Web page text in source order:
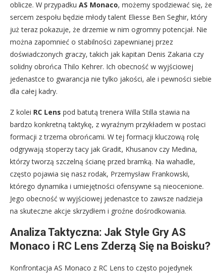
oblicze. W przypadku AS Monaco, możemy spodziewać się, że
sercem zespołu będzie młody talent Eliesse Ben Seghir, który
już teraz pokazuje, że drzemie w nim ogromny potencjał. Nie
można zapomnieć o stabilności zapewnianej przez
doświadczonych graczy, takich jak kapitan Denis Zakaria czy
solidny obrońca Thilo Kehrer. Ich obecność w wyjściowej
jedenastce to gwarancja nie tylko jakości, ale i pewności siebie
dla całej kadry.
Z kolei RC Lens pod batutą trenera Willa Stilla stawia na
bardzo konkretną taktykę, z wyraźnym przykładem w postaci
formacji z trzema obrońcami. W tej formacji kluczową rolę
odgrywają stoperzy tacy jak Gradit, Khusanov czy Medina,
którzy tworzą szczelną ścianę przed bramką. Na wahadle,
często pojawia się nasz rodak, Przemysław Frankowski,
którego dynamika i umiejętności ofensywne są nieocenione.
Jego obecność w wyjściowej jedenastce to zawsze nadzieja
na skuteczne akcje skrzydłem i groźne dośrodkowania.
Analiza Taktyczna: Jak Style Gry AS
Monaco i RC Lens Zderzą Się na Boisku?
Konfrontacja AS Monaco z RC Lens to często pojedynek